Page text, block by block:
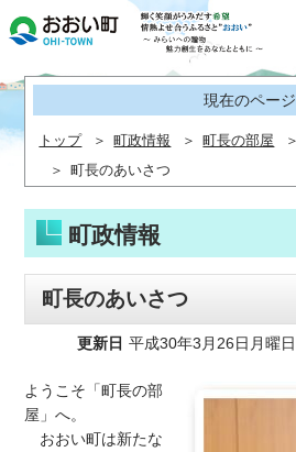
現在のページ
トップ 町政情報 町長の部屋
町長のあいさつ
町政情報
町長のあいさつ
更新日 平成30年3月26日月曜日
ようこそ「町長の部
屋」へ。
おおい町は新たな